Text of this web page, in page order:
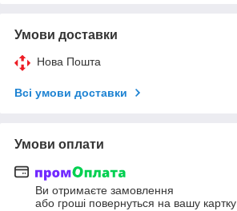
Умови доставки
Нова Пошта
Всі умови доставки
Умови оплати
Ви отримаєте замовлення
або гроші повернуться на вашу картку